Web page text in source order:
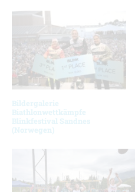
Bildergalerie
Biathlonwettkämpfe
Blinkfestival Sandnes
(Norwegen)